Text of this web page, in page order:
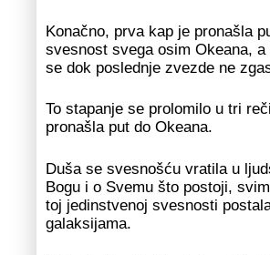
Konačno, prva kap je pronašla
svesnost svega osim Okeana,
se dok poslednje zvezde ne
To stapanje se prolomilo u tri
pronašla put do Okeana.
Duša se svesnošću vratila u
Bogu i o Svemu što postoji,
toj jedinstvenoj svesnosti
galaksijama.